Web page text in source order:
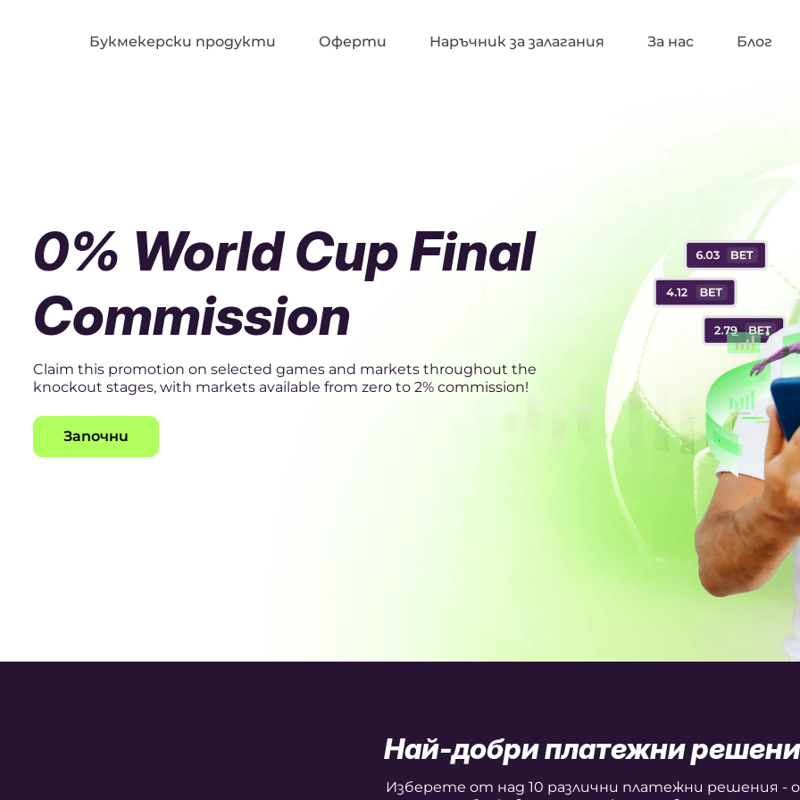
Букмекерски продукти Оферти Наръчник за залагания За нас Блог
0% World Cup Final
Commission
Claim this promotion on selected games and markets throughout the
knockout stages, with markets available from zero to 2% commission!
Започни
Най-добри платежни
Изберете от над 10 различни платежни решения -